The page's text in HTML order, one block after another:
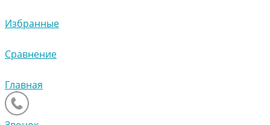
Избранные
Сравнение
Главная